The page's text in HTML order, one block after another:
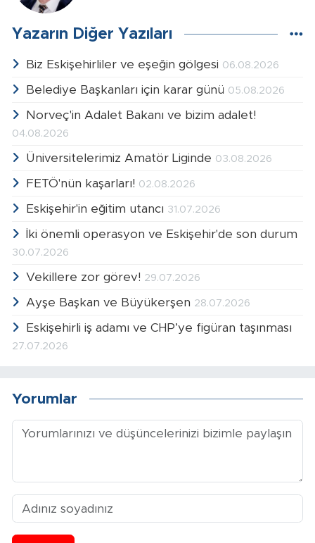
Yazarın Diğer Yazıları
Biz Eskişehirliler ve eşeğin gölgesi 06.08.2026
Belediye Başkanları için karar günü 05.08.2026
Norveç'in Adalet Bakanı ve bizim adalet!
04.08.2026
Üniversitelerimiz Amatör Liginde 03.08.2026
FETÖ'nün kaşarları! 02.08.2026
Eskişehir'in eğitim utancı 31.07.2026
İki önemli operasyon ve Eskişehir'de son durum
30.07.2026
Vekillere zor görev! 29.07.2026
Ayşe Başkan ve Büyükerşen 28.07.2026
Eskişehirli iş adamı ve CHP’ye figüran taşınması
27.07.2026
Yorumlar